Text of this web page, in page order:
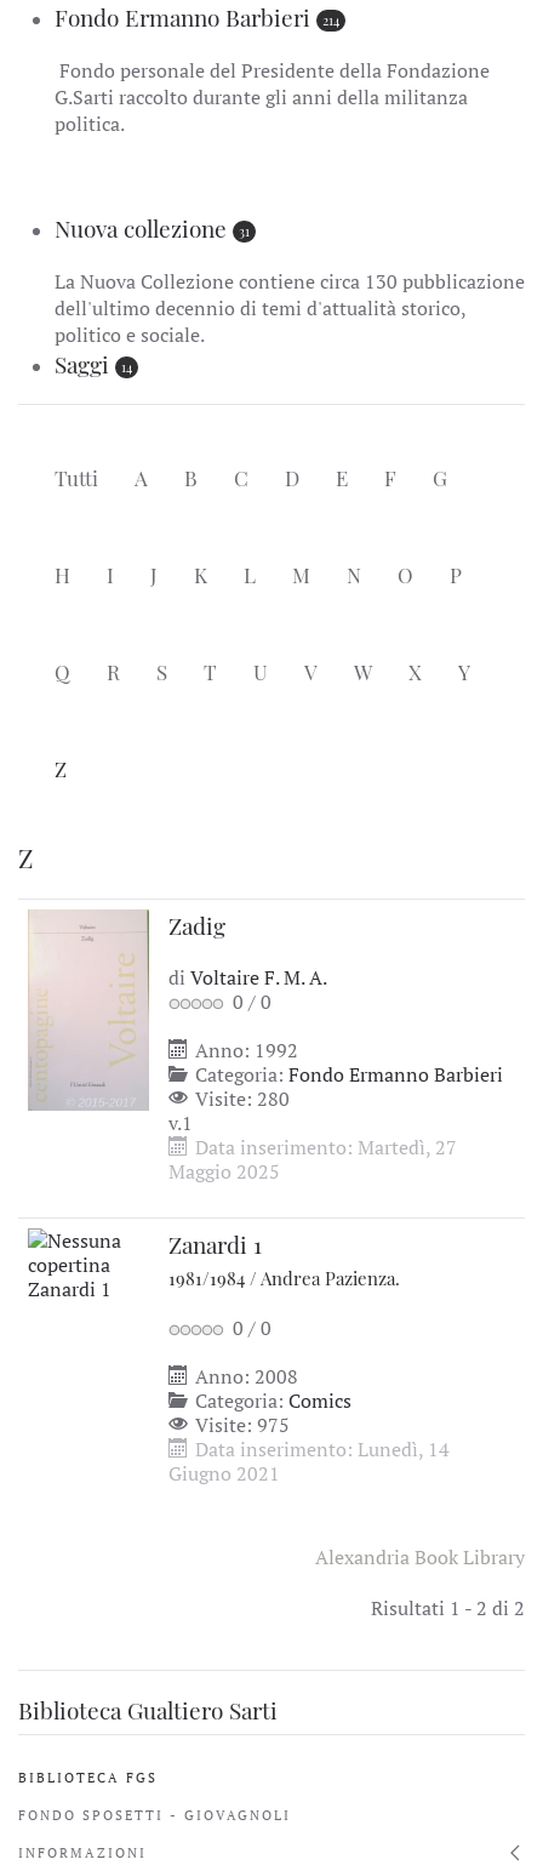
Fondo Ermanno Barbieri 214
Fondo personale del Presidente della Fondazione
G.Sarti raccolto durante gli anni della militanza
politica.
Nuova collezione 31
La Nuova Collezione contiene circa 130 pubblicazione
dell'ultimo decennio di temi d'attualità storico,
politico e sociale.
Saggi 14
Tutti A B C D E F G
H I J K L M N O P
Q R S T U V W X Y
Z
Z
Zadig
di Voltaire F. M. A.
0 /0
Anno: 1992
Categoria: Fondo Ermanno Barbieri
Visite: 280
v.1
Data inserimento: Martedì, 27
Maggio 2025
Zanardi 1
1981/1984 / Andrea Pazienza.
0 /0
Anno: 2008
Categoria: Comics
Visite: 975
Data inserimento: Lunedì, 14
Giugno 2021
Alexandria Book Library
Risultati 1 - 2 di 2
Biblioteca Gualtiero Sarti
BIBLIOTECA FGS
FONDO SPOSETTI - GIOVAGNOLI
INFORMAZIONI